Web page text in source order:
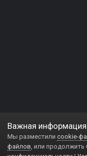
Важная информация
Мы разместили cookie-
файлов, или продолжить